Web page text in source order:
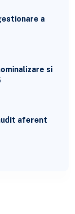
a
si
aferent